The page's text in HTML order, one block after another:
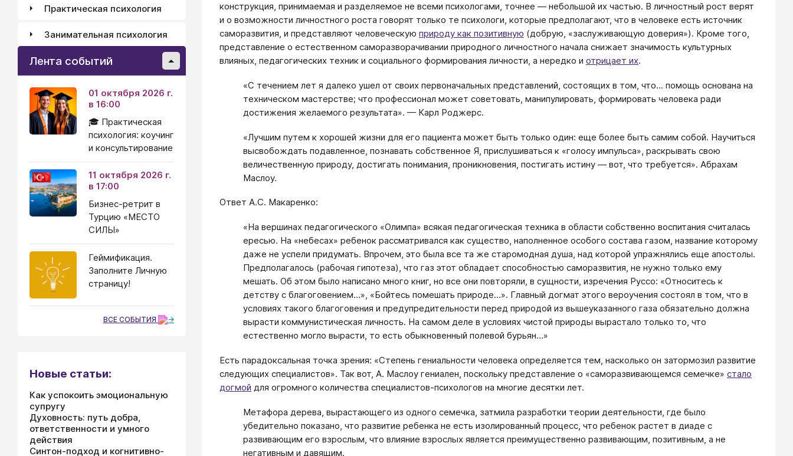
конструкция, принимаемая и разделяемое не всеми психологами, точнее — небольшой их частью. В личностный рост верят
и о возможности личностного роста говорят только те психологи, которые предполагают, что в человеке есть источник
саморазвития, и представляют человеческую природу как позитивную (добрую, «заслуживающую доверия»). Кроме того,
представление о естественном саморазворачивании природного личностного начала снижает значимость культурных
влияных, педагогических техник и социального формирования личности, а нередко и отрицает их.
«С течением лет я далеко ушел от своих первоначальных представлений, состоящих в том, что... помощь основана на
техническом мастерстве; что профессионал может советовать, манипулировать, формировать человека ради
достижения желаемого результата». — Карл Роджерс.
«Лучшим путем к хорошей жизни для его пациента может быть только один: еще более быть самим собой. Научиться
высвобождать подавленное, познавать собственное Я, прислушиваться к «голосу импульса», раскрывать свою
величественную природу, достигать понимания, проникновения, постигать истину — вот, что требуется». Абрахам
Маслоу.
Ответ А.С. Макаренко:
«На вершинах педагогического «Олимпа» всякая педагогическая техника в области собственно воспитания считалась
ересью. На «небесах» ребенок рассматривался как существо, наполненное особого состава газом, название которому
даже не успели придумать. Впрочем, это была все та же старомодная душа, над которой упражнялись еще апостолы.
Предполагалось (рабочая гипотеза), что газ этот обладает способностью саморазвития, не нужно только ему
мешать. Об этом было написано много книг, но все они повторяли, в сущности, изречения Руссо: «Относитесь к
детству с благоговением…», «Бойтесь помешать природе…». Главный догмат этого вероучения состоял в том, что в
условиях такого благоговения и предупредительности перед природой из вышеуказанного газа обязательно должна
вырасти коммунистическая личность. На самом деле в условиях чистой природы вырастало только то, что
естественно могло вырасти, то есть обыкновенный полевой бурьян…»
Есть парадоксальная точка зрения: «Степень гениальности человека определяется тем, насколько он затормозил развитие
следующих специалистов». Так вот, А. Маслоу гениален, поскольку представление о «саморазвивающемся семечке» стало
догмой для огромного количества специалистов-психологов на многие десятки лет.
Метафора дерева, вырастающего из одного семечка, затмила разработки теории деятельности, где было
убедительно показано, что развитие ребенка не есть изолированный процесс, что ребенок растет в диаде с
развивающим его взрослым, что влияние взрослых является преимущественно развивающим, позитивным, а не
негативным и давящим.
Практическая психология
Занимательная психология
Лента событий
01 октября 2026 г.
в 16:00
🎓 Практическая
психология: коучинг
и консультирование
11 октября 2026 г.
в 17:00
Бизнес-ретрит в
Турцию «МЕСТО
СИЛЫ»
Геймификация.
Заполните Личную
страницу!
ВСЕ СОБЫТИЯ
Новые статьи:
Как успокоить эмоциональную
супругу
Духовность: путь добра,
ответственности и умного
действия
Синтон-подход и когнитивно-